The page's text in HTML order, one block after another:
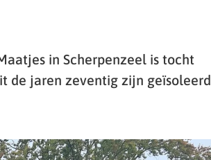
in Scherpenzeel is tocht
de jaren zeventig zijn geïsoleerd